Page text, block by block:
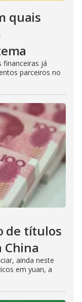
quais
financeiras já
parceiros no
de títulos
China
ainda neste
em yuan, a